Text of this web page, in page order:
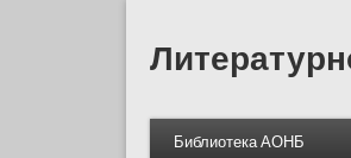
Библиотека АОНБ